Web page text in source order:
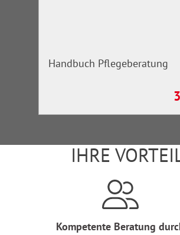
Handbuch Pflegeberatung
IHRE
Kompetente Beratung